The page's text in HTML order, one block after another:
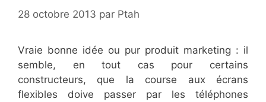
28 octobre 2013 par Ptah
Vraie bonne idée ou pur produit marketing : il
semble, en tout cas pour certains
constructeurs, que la course aux écrans
flexibles doive passer par les téléphones